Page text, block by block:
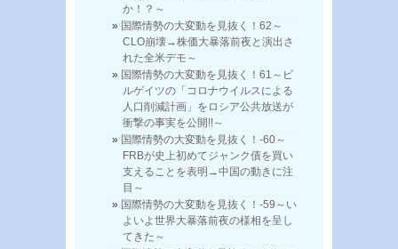
か！？～
国際情勢の大変動を見抜く！62～
CLO崩壊→株価大暴落前夜と演出さ
れた全米デモ～
国際情勢の大変動を見抜く！61～ビ
ルゲイツの「コロナウイルスによる
人口削減計画」をロシア公共放送が
衝撃の事実を公開!!～
国際情勢の大変動を見抜く！-60～
FRBが史上初めてジャンク債を買い
支えることを表明→中国の動きに注
目～
国際情勢の大変動を見抜く！-59～い
よいよ世界大暴落前夜の様相を呈し
てきた～